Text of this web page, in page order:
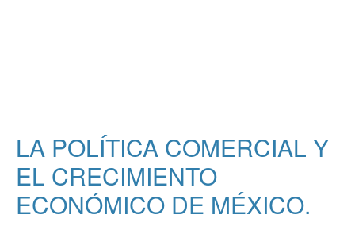
LA POLÍTICA COMERCIAL Y
EL CRECIMIENTO
ECONÓMICO DE MÉXICO.